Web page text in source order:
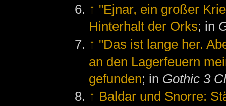
↑ "Ejnar, ein großer
Hinterhalt der Orks; in
↑ "Das ist lange her.
an den Lagerfeuern
gefunden; in Gothic 3
↑ Baldar und Snorre: